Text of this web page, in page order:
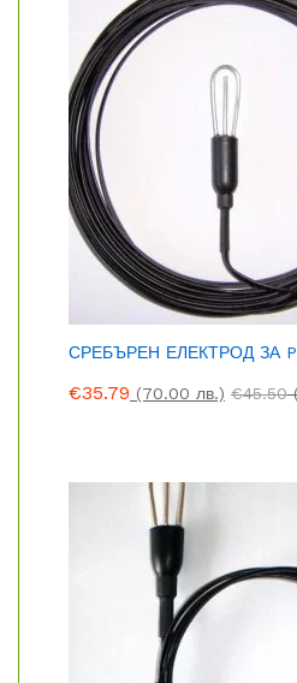
СРЕБЪРЕН ЕЛЕКТРОД ЗА
€35.79 (70.00 лв.) €45.50